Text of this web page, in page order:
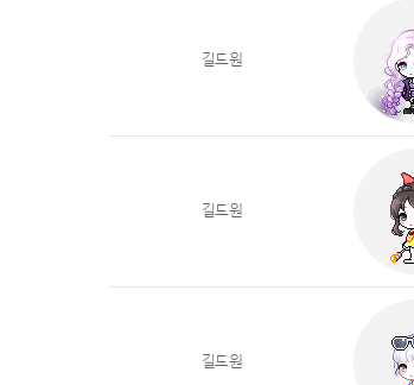
길드원
길드원
길드원